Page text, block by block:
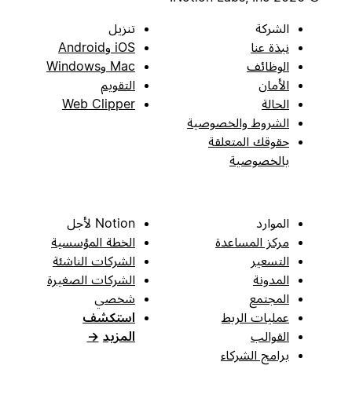
الشركة
نبذة عنا
الوظائف
الأمان
الحالة
الشروط والخصوصية
حقوقك المتعلقة
بالخصوصية
تنزيل
iOS وAndroid
Mac وWindows
التقويم
Web Clipper
الموارد
مركز المساعدة
التسعير
المدونة
المجتمع
عمليات الربط
القوالب
برامج الشركاء
Notion لأجل
الخطة المؤسسية
الشركات الناشئة
الشركات الصغيرة
شخصي
استكشف
المزيد →